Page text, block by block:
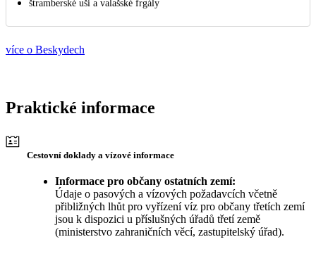
štramberské uši a valašské frgály
více o Beskydech
Praktické informace
Cestovní doklady a vízové informace
Informace pro občany ostatních zemí:
Údaje o pasových a vízových požadavcích včetně
přibližných lhůt pro vyřízení víz pro občany třetích zemí
jsou k dispozici u příslušných úřadů třetí země
(ministerstvo zahraničních věcí, zastupitelský úřad).